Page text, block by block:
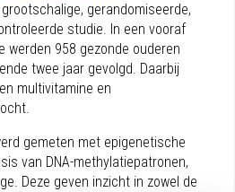
gerandomiseerde,
studie. In een vooraf
958 gezonde ouderen
twee jaar gevolgd. Daarbij
multivitamine en
gemeten met epigenetische
van DNA-methylatiepatronen,
Deze geven inzicht in zowel de